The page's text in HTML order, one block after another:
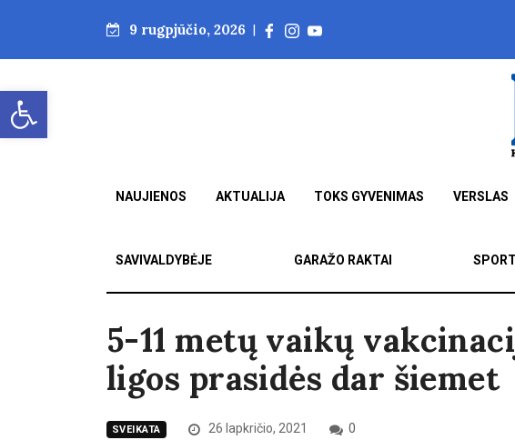
Open toolbar
9 rugpjūčio, 2026 |
NAUJIENOS AKTUALIJA TOKS GYVENIMAS VERSLAS
SAVIVALDYBĖJE GARAŽO RAKTAI
5-11 metų vaikų
ligos prasidės dar šiemet
SVEIKATA 26 lapkričio, 2021 0